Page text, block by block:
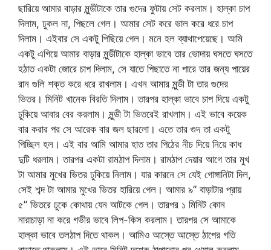
ছারিয়ে আমার বাড়ার মুন্ডীটাকে তার গুদের ফুটায় সেট করলাম। হাল্কা চাপ
দিলাম, ঢুকল না, পিছলে গেল। আমার সেট করে ভাল করে ধরে চাপ
দিলাম। এইবার সে একটু পিছিয়ে গেল। মনে হল ব্যাথাপেয়েছে। আমি
একটু এগিয়ে আমার বাড়ার মুন্ডীটাকে হাল্কা ভাবে তার ভোদায় ঘসতে ঘসতে
হঠাত একটা জোরে চাপ দিলাম, সে যাতে পিছাতে না পারে তার জন্য পায়ের
রান গুলি শক্ত করে ধরে রাখলাম। এখন আমার মুন্ডী টা তার গুদের
ভিতর। মিনিট খানেক বিরতি দিলাম। তারপর হাল্কা ভাবে চাপ দিয়ে একটু
ঢুকিয়ে আবার বের করলাম। মুন্ডী টা ভিতরেই রাখলাম। এই ভাবে কয়েক
বার করার পর সে আরেক বার জল ছারলো। এতে তার গুদ তা একটু
পিচ্ছিল হল। এই বার আমি আমার হাত তার পিঠের নীচ দিয়ে নিয়ে কাধ
দুটি ধরলাম। তারপর একটা রামঠাপ দিলাম। রামঠাপ দেয়ার আগে তার মুখ
টা আমার মুখের ভিতর ঢুকিয়ে নিলাম। যার কারনে সে যেই গোঙ্গানিটা দিল,
সেই শব্দ টা আমার মুখের ভিতর হারিয়ে গেল। আমার ৯” বাড়াটার প্রায়
৫” ভিতরে ঢুকে কোথায় যেন আটকে গেল। তারপর ১ মিনিট কোন
নারাচাড়া না করে গভীর ভাবে লিপ-কিস করলাম। তারপর সে আমাকে
হাল্কা ভাবে তলঠাপ দিতে থাকল। আমিও আস্তে আস্তে ঠাপের গতি